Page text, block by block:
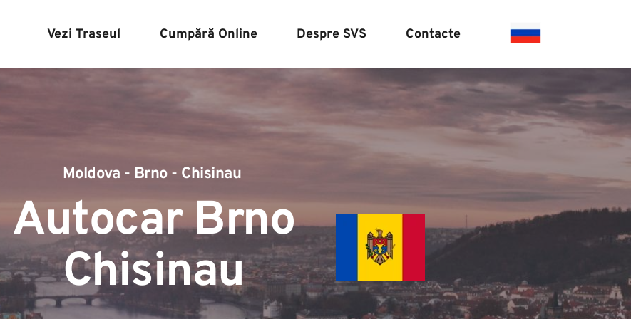
Vezi Traseul Cumpără Online Despre SVS Contacte
Moldova - Brno - Chisinau
Autocar Brno
Chisinau